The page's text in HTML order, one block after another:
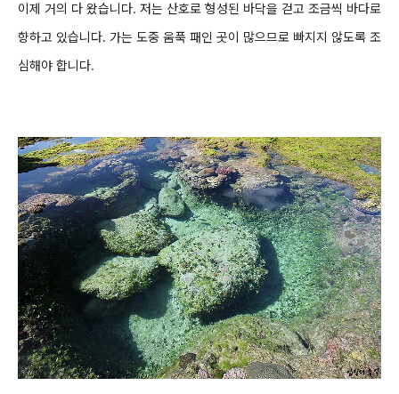
이제 거의 다 왔습니다. 저는 산호로 형성된 바닥을 걷고 조금씩 바다로
향하고 있습니다. 가는 도중 움푹 패인 곳이 많으므로 빠지지 않도록 조
심해야 합니다.